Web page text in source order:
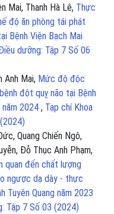
Mai, Thanh Hà Lê, Thực
độ ăn phòng tái phát
Bệnh Viện Bạch Mai
dưỡng: Tập 7 Số 06
Anh Mai, Mức độ độc
đột quỵ não tại Bệnh
2024 , Tạp chí Khoa
Quang Chiến Ngô,
Đỗ Thục Anh Phạm,
quan đến chất lượng
ngược dạ dày - thực
Tuyên Quang năm 2023
Tập 7 Số 03 (2024)